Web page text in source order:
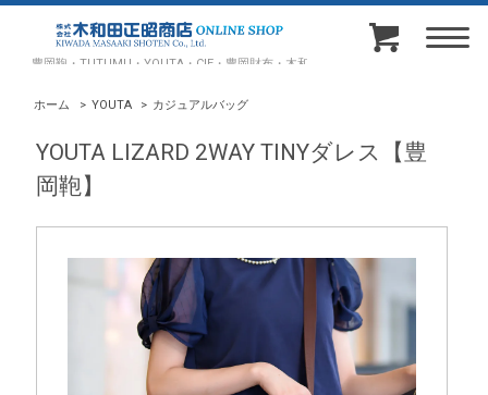
豊岡鞄・TUTUMU・YOUTA・CIE・豊岡財布・木和田正昭商店オンラインショップ
ホーム > YOUTA > カジュアルバッグ
YOUTA LIZARD 2WAY TINYダレス【豊
岡鞄】